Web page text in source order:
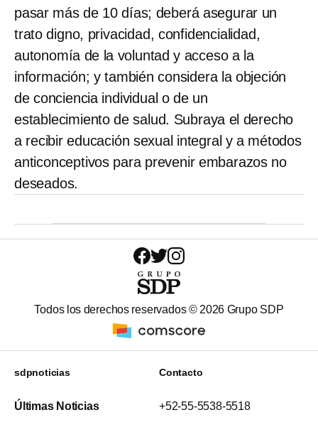
pasar más de 10 días; deberá asegurar un
trato digno, privacidad, confidencialidad,
autonomía de la voluntad y acceso a la
información; y también considera la objeción
de conciencia individual o de un
establecimiento de salud. Subraya el derecho
a recibir educación sexual integral y a métodos
anticonceptivos para prevenir embarazos no
deseados.
Todos los derechos reservados © 2026 Grupo SDP
sdpnoticias
Últimas Noticias
Contacto
+52-55-5538-5518